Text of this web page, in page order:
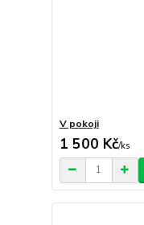
V pokoji
1 500 Kč/ks